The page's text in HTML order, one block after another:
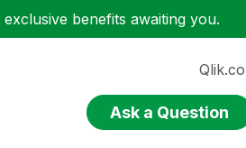
benefits awaiting you.
Ask a Question